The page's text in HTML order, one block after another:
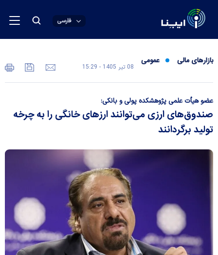
فارسی
بازارهای مالی عمومی
08 تير 1405 - 15:29
عضو هیأت علمی پژوهشکده پولی و بانکی:
صندوق‌های ارزی می‌توانند ارزهای خانگی را به چرخه
تولید برگردانند